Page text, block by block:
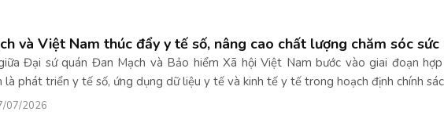
và Việt Nam thúc đẩy y tế số, nâng cao chất lượng chăm sóc sức
Đại sứ quán Đan Mạch và Bảo hiểm Xã hội Việt Nam bước vào giai đoạn
phát triển y tế số, ứng dụng dữ liệu y tế và kinh tế y tế trong hoạch định chính
07/2026